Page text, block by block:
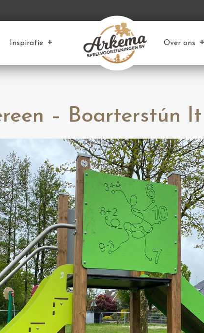
Inspiratie Over ons
– Boarterstún